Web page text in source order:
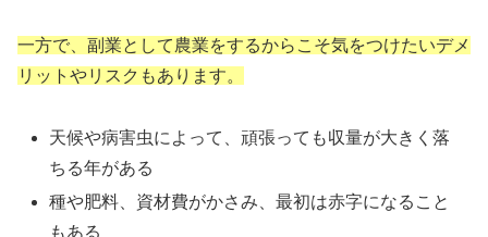
一方で、副業として農業をするからこそ気をつけたいデメ
リットやリスクもあります。
天候や病害虫によって、頑張っても収量が大きく落
ちる年がある
種や肥料、資材費がかさみ、最初は赤字になること
もある